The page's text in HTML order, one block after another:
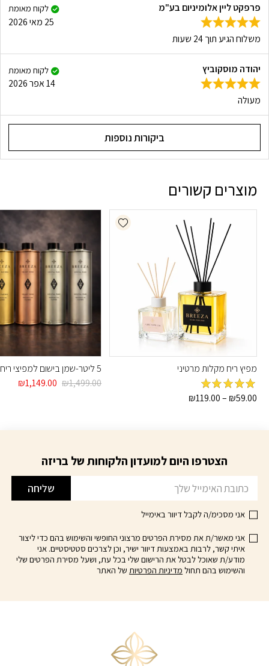
פרפקט ליין אלומיניום בע"מ לקוח מאומת
25 מאי 2026
משלוח הגיע תוך 24 שעות
יהודה מוסקוביץ לקוח מאומת
14 אפר 2026
מעולה
ביקורות נוספות
מוצרים קשורים
Add wishlist
מפיץ ריח מקלות מרטיני
מדורג5
מתוך
₪59.00
–
₪119.00 טווח
זה
לבחור
את
בעמוד
המוצר
5 ליטר-שמן בישום למפיצי ריח
₪1,499.00
המחיר
₪1,149.00
הצטרפו היום למועדון הלקוחות של בריזה
שליחה
אני מסכימ/ה לקבל דיוור באימייל
אני מאשר/ת את מסירת הפרטים מרצוני החופשי והשימוש בהם כדי ליצור
איתי קשר, לרבות באמצעות דיוור ישיר, וכן לצרכים סטטיסטיים. אני
מודע/ת שאוכל לבטל את הרישום שלי בכל עת, ושעל מסירת הפרטים שלי
והשימוש בהם תחול מדיניות הפרטיותשל האתר